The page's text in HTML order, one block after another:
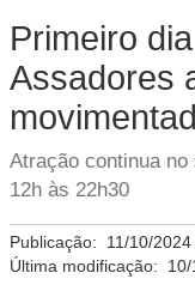
Primeiro
Assadores
Atração continua
12h às 22h30
Publicação: 11/10/
Última modificação: